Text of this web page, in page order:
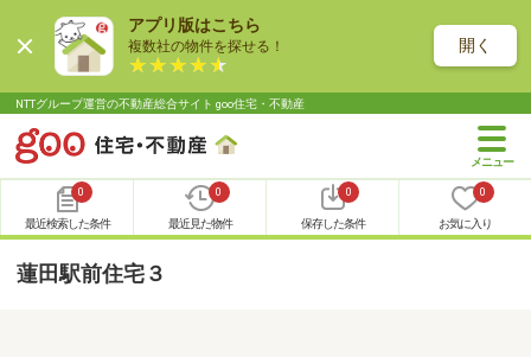
アプリ版はこちら
複数社の物件を探せる！ 開く
NTTグループ運営の不動産総合サイト goo住宅・不動産
0
最近検索した条件
0
最近見た物件
0
保存した条件
0
お気に入り
蓮田駅前住宅３